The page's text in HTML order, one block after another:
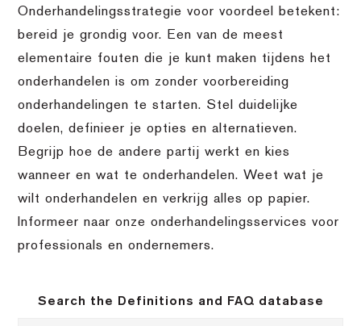
Onderhandelingsstrategie voor voordeel betekent:
bereid je grondig voor. Een van de meest
elementaire fouten die je kunt maken tijdens het
onderhandelen is om zonder voorbereiding
onderhandelingen te starten. Stel duidelijke
doelen, definieer je opties en alternatieven.
Begrijp hoe de andere partij werkt en kies
wanneer en wat te onderhandelen. Weet wat je
wilt onderhandelen en verkrijg alles op papier.
Informeer naar onze onderhandelingsservices voor
professionals en ondernemers.
Search the Definitions and FAQ database